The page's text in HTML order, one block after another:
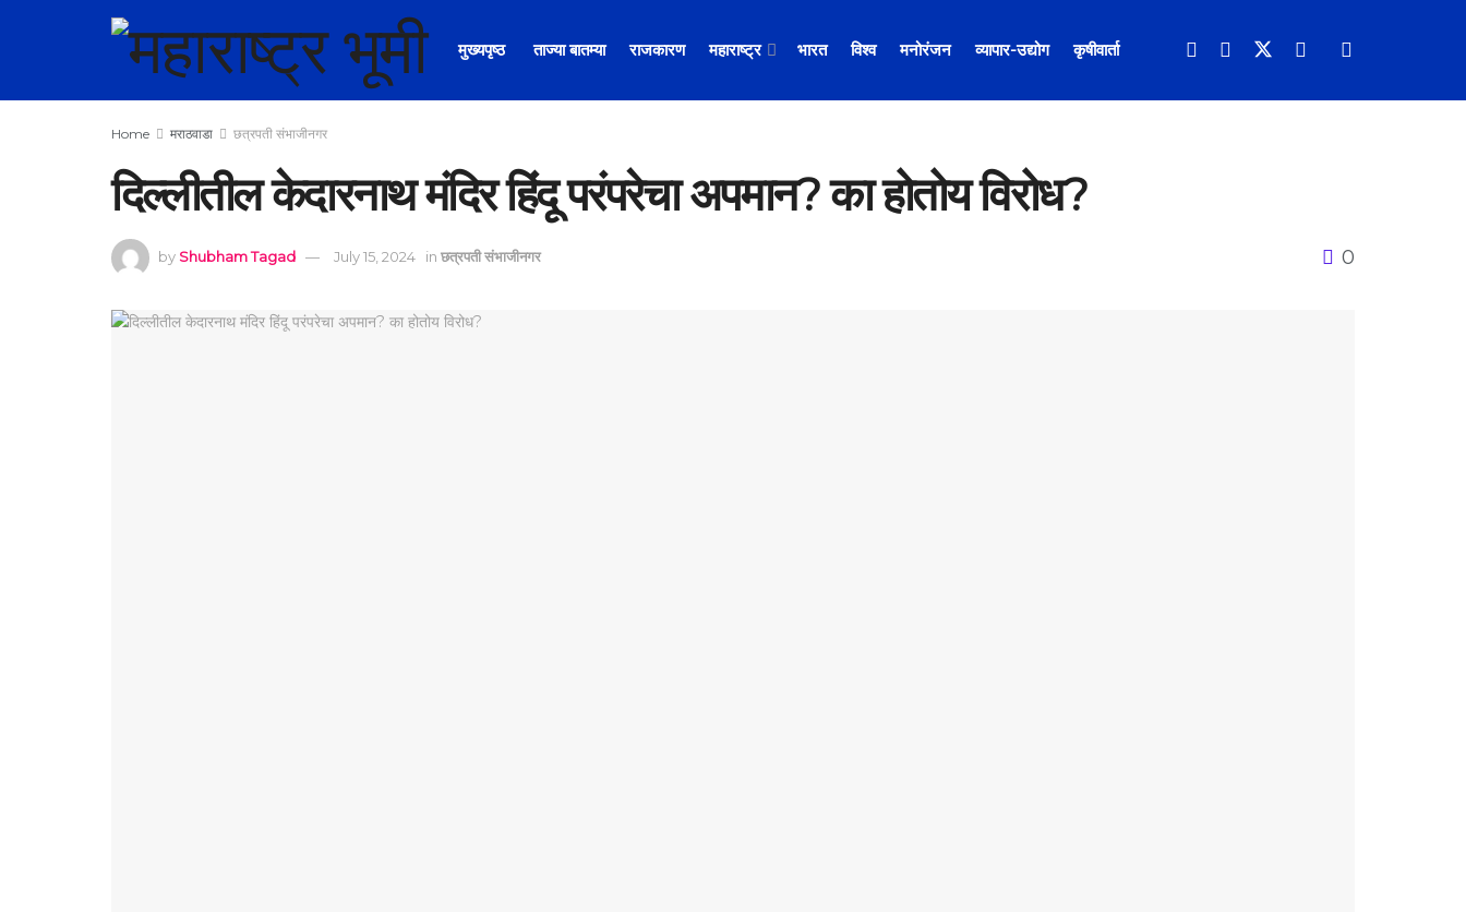
मुख्यपृष्ठ ताज्या बातम्या राजकारण महाराष्ट्र भारत विश्व मनोरंजन व्यापार-उद्योग कृषीवार्ता
Home मराठवाडा छत्रपती संभाजीनगर
दिल्लीतील केदारनाथ मंदिर हिंदू परंपरेचा अपमान? का होतोय विरोध?
by Shubham Tagad July 15, 2024 in छत्रपती संभाजीनगर 0